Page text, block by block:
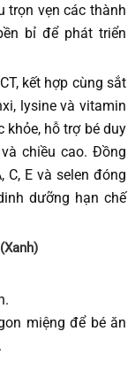
trọn vẹn các thành
bỉ để phát triển
kết hợp cùng sắt
lysine và vitamin
khỏe, hỗ trợ bé duy
chiều cao. Đồng
C, E và selen đóng
dưỡng hạn chế
miệng để bé ăn